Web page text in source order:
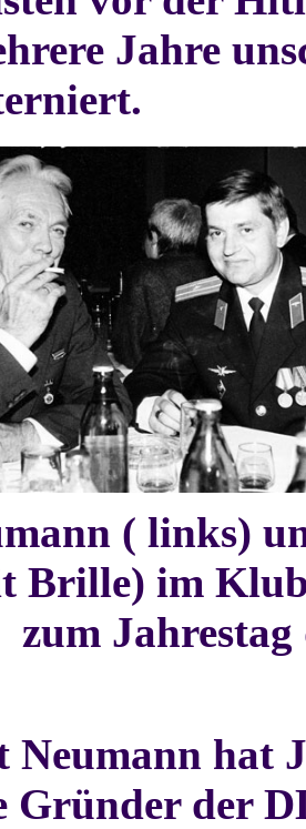
Jahre
( links)
Brille) im
zum
hat
Gründer der